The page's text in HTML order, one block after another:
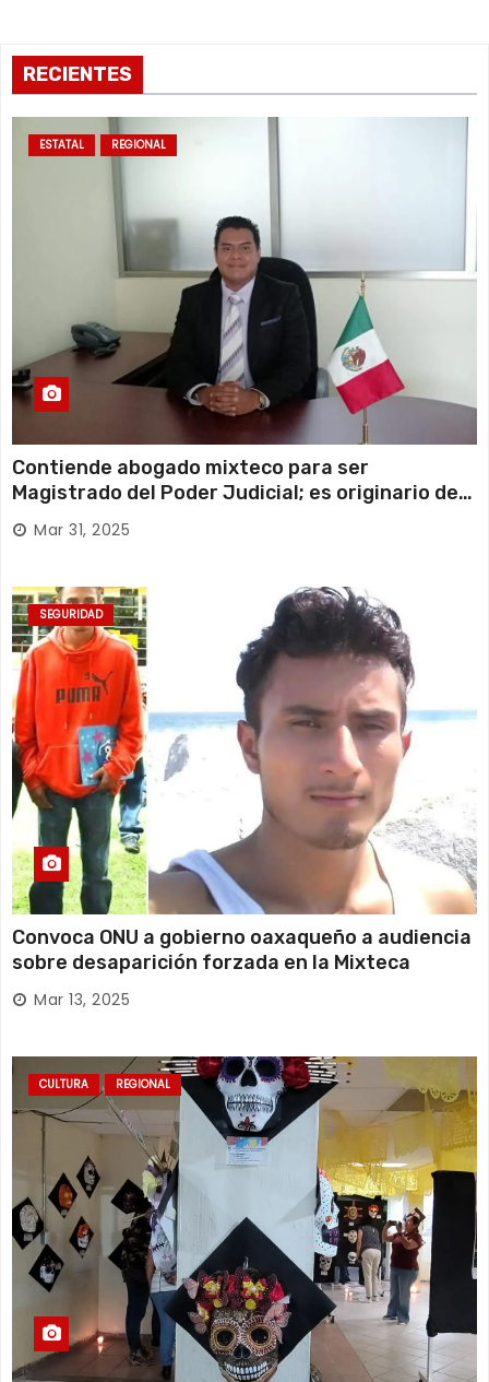
RECIENTES
ESTATAL REGIONAL
Contiende abogado mixteco para ser
Magistrado del Poder Judicial; es originario de
Huajuapan de León
Mar 31, 2025
SEGURIDAD
Convoca ONU a gobierno oaxaqueño a audiencia
sobre desaparición forzada en la Mixteca
Mar 13, 2025
CULTURA REGIONAL